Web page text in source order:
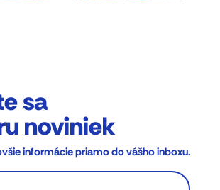
sa
noviniek
informácie priamo do vášho inboxu.